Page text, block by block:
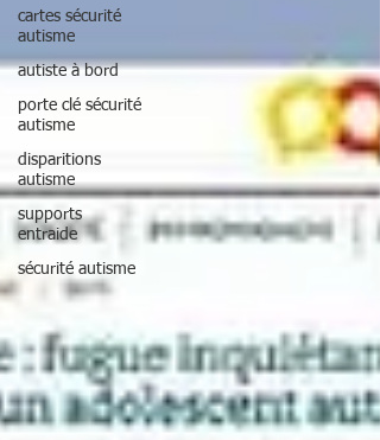
cartes sécurité
autisme
autiste à bord
porte clé sécurité
autisme
disparitions
autisme
supports
entraide
sécurité autisme